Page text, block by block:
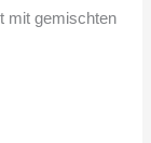
mit gemischten